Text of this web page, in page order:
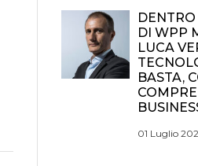
DI WPP
LUCA
BASTA,
01 Luglio